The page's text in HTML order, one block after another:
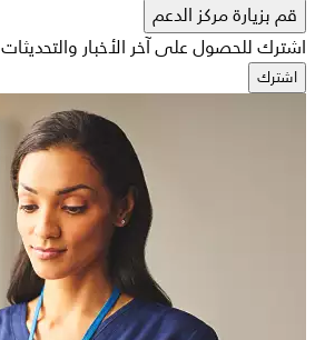
قم بزيارة مركز الدعم
اشترك للحصول على آخر الأخبار والتحديثات
اشترك